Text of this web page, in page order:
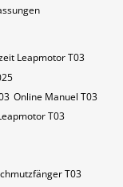
Leapmotor T03
Online Manuel T03
T03
T03